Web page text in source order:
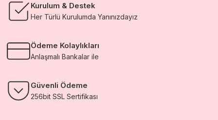
Kurulum & Destek
Her Türlü Kurulumda Yanınızdayız
Ödeme Kolaylıkları
Anlaşmalı Bankalar ile
Güvenli Ödeme
256bit SSL Sertifikası